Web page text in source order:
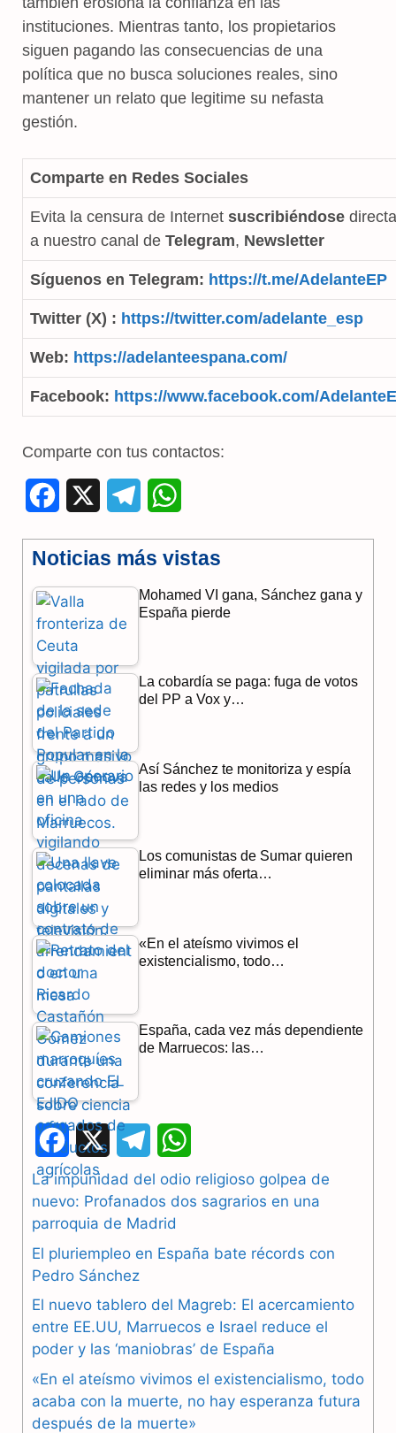
instituciones. Mientras tanto, los propietarios
siguen pagando las consecuencias de una
política que no busca soluciones reales, sino
mantener un relato que legitime su nefasta
gestión.
Comparte en Redes Sociales
Evita la censura de Internet suscribiéndose
a nuestro canal de Telegram, Newsletter
Síguenos en Telegram: https://t.me/AdelanteEP
Twitter (X) : https://twitter.com/adelante_esp
Web: https://adelanteespana.com/
Facebook: https://www.facebook.com/
Comparte con tus contactos:
c
e
b
o
o
k
l
e
a
a
t
p
Noticias más vistas
Mohamed VI gana, Sánchez gana y
España pierde
La cobardía se paga: fuga de votos
del PP a Vox y…
Así Sánchez te monitoriza y espía
las redes y los medios
Los comunistas de Sumar quieren
eliminar más oferta…
«En el ateísmo vivimos el
existencialismo, todo…
España, cada vez más dependiente
de Marruecos: las…
F
a
c
b
o
o
k
e
l
r
a
m
h
a
A
p
p
La impunidad del odio religioso golpea de
nuevo: Profanados dos sagrarios en una
parroquia de Madrid
El pluriempleo en España bate récords con
Pedro Sánchez
El nuevo tablero del Magreb: El acercamiento
entre EE.UU, Marruecos e Israel reduce el
poder y las ‘maniobras’ de España
«En el ateísmo vivimos el existencialismo, todo
acaba con la muerte, no hay esperanza futura
después de la muerte»